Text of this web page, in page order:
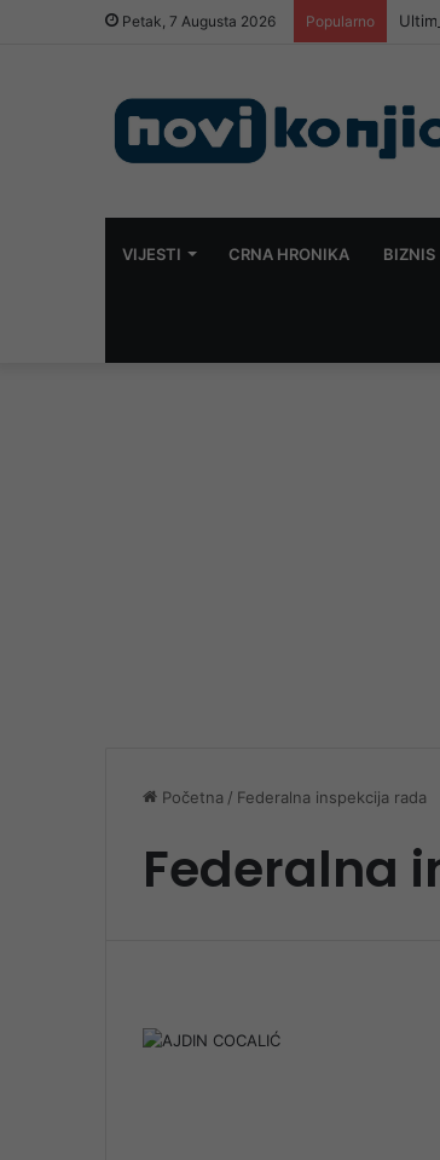
Petak, 7 Augusta 2026 Popularno
VIJESTI CRNA HRONIKA BIZNIS
Početna / Federalna inspekcija rada
Federalna